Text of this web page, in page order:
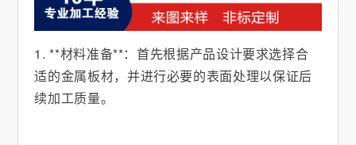
1. **材料准备**：首先根据产品设计要求选择合
适的金属板材，并进行必要的表面处理以保证后
续加工质量。